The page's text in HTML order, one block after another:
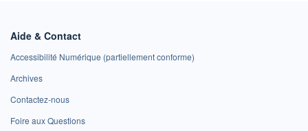
Aide & Contact
Accessibilité Numérique (partiellement conforme)
Archives
Contactez-nous
Foire aux Questions